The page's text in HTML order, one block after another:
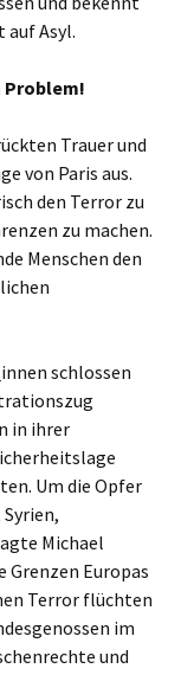
Asyl.
Problem!
Trauer und
von Paris aus.
den Terror zu
zu machen.
Menschen den
schlossen
in ihrer
Um die Opfer
Michael
Grenzen Europas
Terror flüchten
im
und